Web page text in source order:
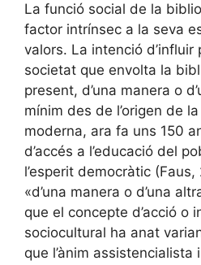
La funció social de la
factor intrínsec a la seva
valors. La intenció d’influir
societat que envolta la
present, d’una manera o
mínim des de l’origen de
moderna, ara fa uns 150
d’accés a l’educació del
l’esperit democràtic
«d’una manera o d’una
que el concepte d’acció o
sociocultural ha anat
que l’ànim